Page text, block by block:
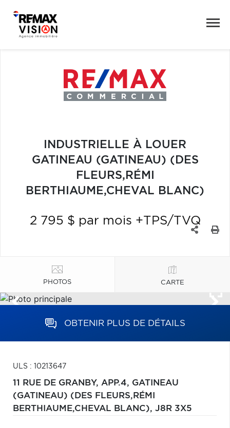
INDUSTRIELLE À LOUER
GATINEAU (GATINEAU) (DES
FLEURS,RÉMI
BERTHIAUME,CHEVAL BLANC)
2 795 $ par mois +TPS/TVQ
PHOTOS CARTE
OBTENIR PLUS DE DÉTAILS
ULS : 10213647
11 RUE DE GRANBY, APP.4, GATINEAU
(GATINEAU) (DES FLEURS,RÉMI
BERTHIAUME,CHEVAL BLANC), J8R 3X5